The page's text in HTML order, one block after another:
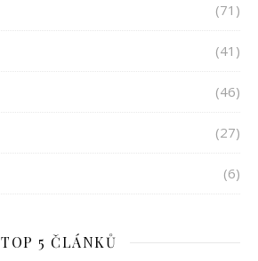
(71)
(41)
(46)
(27)
(6)
TOP 5 ČLÁNKŮ